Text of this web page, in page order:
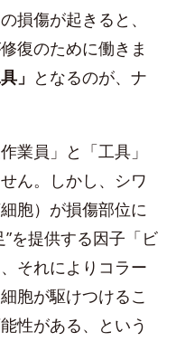
損傷が起きると、
復のために働きま
」 となるのが、ナ
業員」と「工具」
ん。しかし、シワ
胞）が損傷部位に
を提供する因子「ビ
それによりコラー
胞が駆けつけるこ
性がある、という